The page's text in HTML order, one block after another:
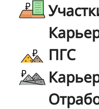
ПГС